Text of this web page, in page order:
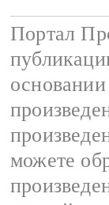
Портал
основании
можете